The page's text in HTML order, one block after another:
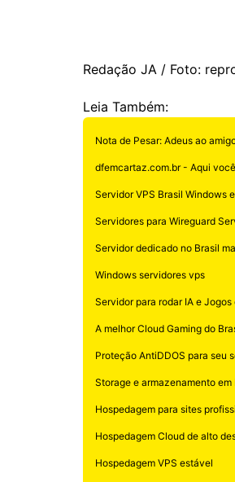
Redação JA / Foto:
Leia Também:
Nota de Pesar: Adeus ao
dfemcartaz.com.br - Aqui
Servidor VPS Brasil Windows
Servidores para Wireguard
Servidor dedicado no Brasil
Windows servidores vps
Servidor para rodar IA e Jogos
A melhor Cloud Gaming do
Proteção AntiDDOS para seu
Storage e armazenamento em
Hospedagem para sites
Hospedagem Cloud de alto
Hospedagem VPS estável